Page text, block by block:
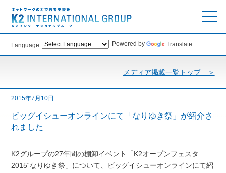
Language Powered by Translate
メディア掲載一覧トップ ＞
2015年7月10日
ビッグイシューオンラインにて「なりゆき祭」が紹介さ
れました
K2グループの27年間の棚卸イベント「K2オープンフェスタ
2015“なりゆき祭」について、ビッグイシューオンラインにて紹